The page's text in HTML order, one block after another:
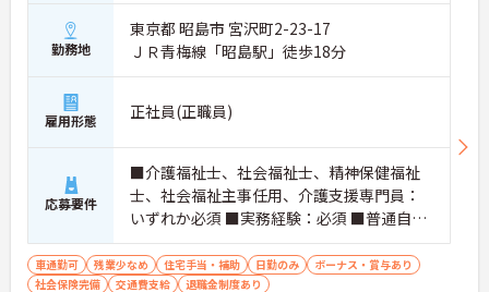
【明確なキャリアパスで多様な選択肢を広げていけ
ます】
・独自の研修制度で段階的にスキルを磨きながらご
自身の目標に合わせたキャリアを描けます
【充実の手当と制度で腰を据えて長期的に活躍でき
ます】
・住宅手当や子ども手当を支給し家庭を持った後も
安定した収入を確保できる体制です
・定年65歳と退職金制度を完備しており将来の安心
感を持って長く働き続けられます
勤務地
東京都 昭島市 宮沢町2-23-17
ＪＲ青梅線「昭島駅」徒歩18分
雇用形態 正社員(正職員)
応募要件
■介護福祉士、社会福祉士、精神保健福祉
士、社会福祉主事任用、介護支援専門員：
いずれか必須 ■実務経験：必須 ■普通自動
車運転免許
車通勤可 残業少なめ 住宅手当・補助 日勤のみ
ボーナス・賞与あり
社会保険完備
交通費支給 退職金制度あり